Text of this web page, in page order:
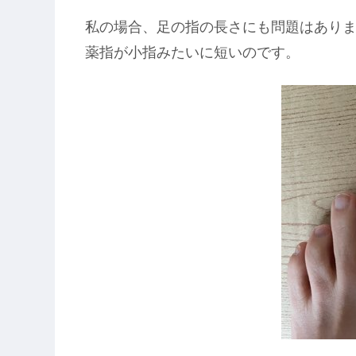
私の場合、足の指の長さにも問題はあり
薬指が小指みたいに短いのです。